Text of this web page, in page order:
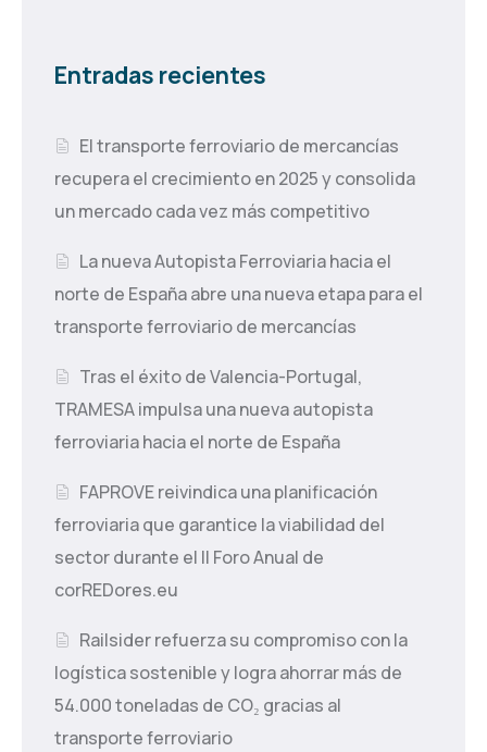
Entradas recientes
El transporte ferroviario de mercancías
recupera el crecimiento en 2025 y consolida
un mercado cada vez más competitivo
La nueva Autopista Ferroviaria hacia el
norte de España abre una nueva etapa para el
transporte ferroviario de mercancías
Tras el éxito de Valencia-Portugal,
TRAMESA impulsa una nueva autopista
ferroviaria hacia el norte de España
FAPROVE reivindica una planificación
ferroviaria que garantice la viabilidad del
sector durante el II Foro Anual de
corREDores.eu
Railsider refuerza su compromiso con la
logística sostenible y logra ahorrar más de
54.000 toneladas de CO₂ gracias al
transporte ferroviario